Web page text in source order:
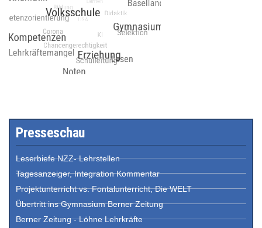
Presseschau
Leserbiefe NZZ- Lehrstellen
Tagesanzeiger, Integration Kommentar
Projektunterricht vs. Fontalunterricht, Die WELT
Übertritt ins Gymnasium Berner Zeitung
Berner Zeitung - Löhne Lehrkräfte